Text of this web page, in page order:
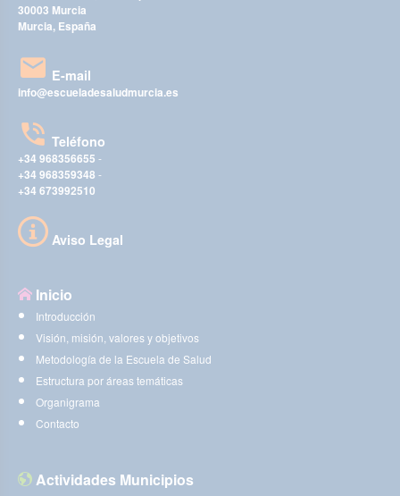
30003 Murcia
Murcia, España
E-mail
info@escueladesaludmurcia.es
Teléfono
+34 968356655 -
+34 968359348 -
+34 673992510
Aviso Legal
Inicio
Introducción
Visión, misión, valores y objetivos
Metodología de la Escuela de Salud
Estructura por áreas temáticas
Organigrama
Contacto
Actividades Municipios